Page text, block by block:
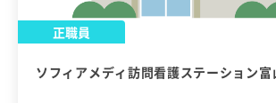
正職員
ソフィアメディ訪問看護ステーション富